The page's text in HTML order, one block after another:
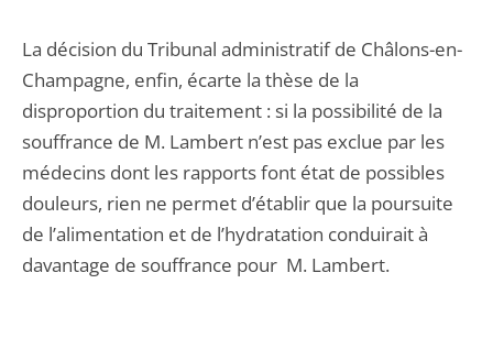
La décision du Tribunal administratif de Châlons-en-
Champagne, enfin, écarte la thèse de la
disproportion du traitement : si la possibilité de la
souffrance de M. Lambert n’est pas exclue par les
médecins dont les rapports font état de possibles
douleurs, rien ne permet d’établir que la poursuite
de l’alimentation et de l’hydratation conduirait à
davantage de souffrance pour M. Lambert.